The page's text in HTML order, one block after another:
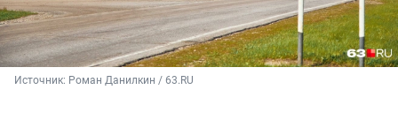
Источник: Роман Данилкин / 63.RU